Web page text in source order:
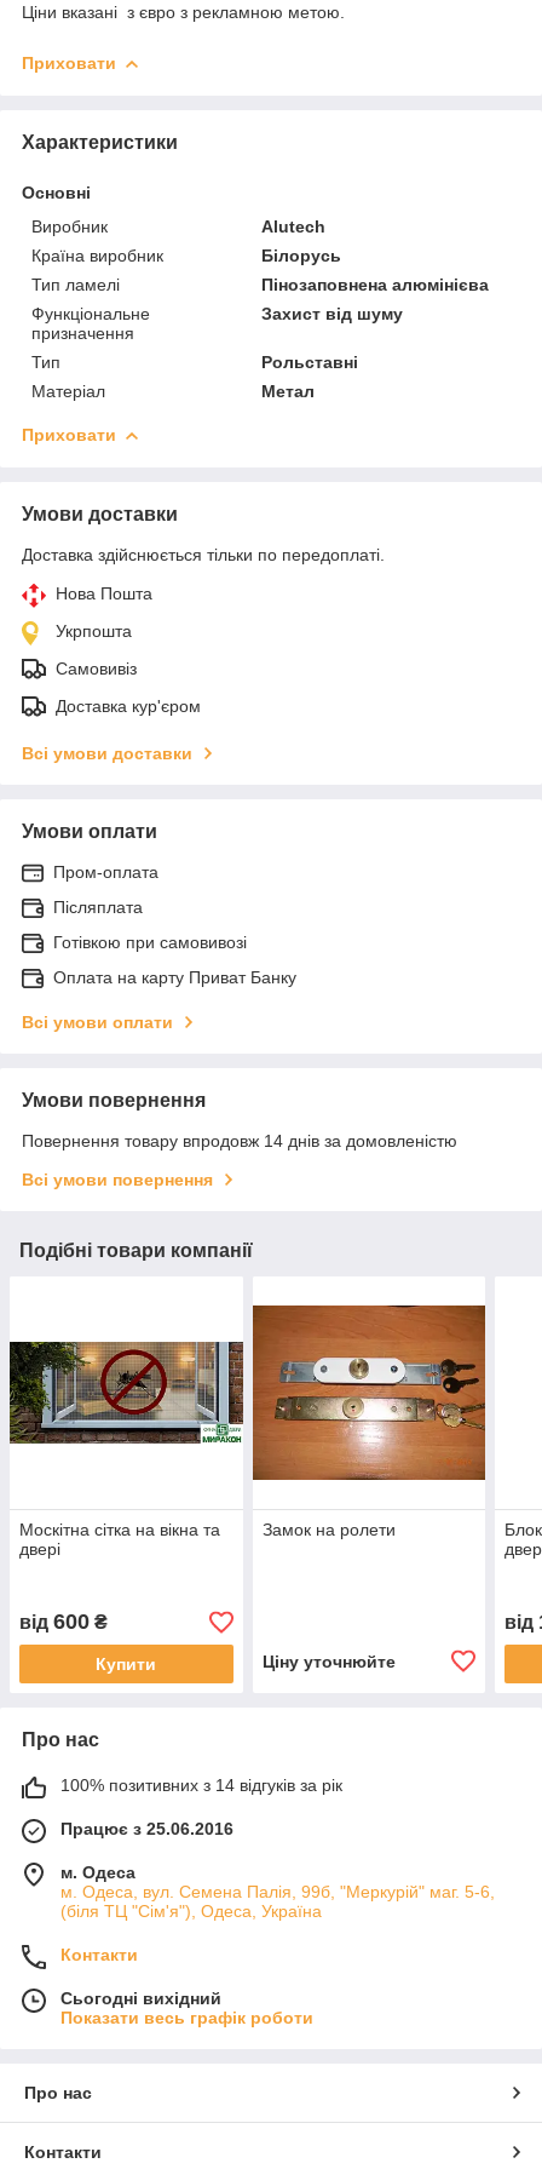
Ціни вказані з євро з рекламною метою.
Приховати
Характеристики
Основні
Виробник
Alutech
Країна виробник
Білорусь
Тип ламелі
Пінозаповнена алюмінієва
Функціональне
призначення
Захист від шуму
Тип
Рольставні
Матеріал
Метал
Приховати
Умови доставки
Доставка здійснюється тільки по передоплаті.
Нова Пошта
Укрпошта
Самовивіз
Доставка кур'єром
Всі умови доставки
Умови оплати
Пром-оплата
Післяплата
Готівкою при самовивозі
Оплата на карту Приват Банку
Всі умови оплати
Умови повернення
Повернення товару впродовж 14 днів за домовленістю
Всі умови повернення
Подібні товари компанії
Москітна сітка на вікна та
двері
від 600 ₴
Купити
Замок на ролети
Ціну уточнюйте
від
Про нас
100% позитивних з 14 відгуків за рік
Працює з 25.06.2016
м. Одеса
м. Одеса, вул. Семена Палія, 99б, "Меркурій" маг. 5-6,
(біля ТЦ "Сім'я"), Одеса, Україна
Контакти
Сьогодні вихідний
Показати весь графік роботи
Про нас
Контакти